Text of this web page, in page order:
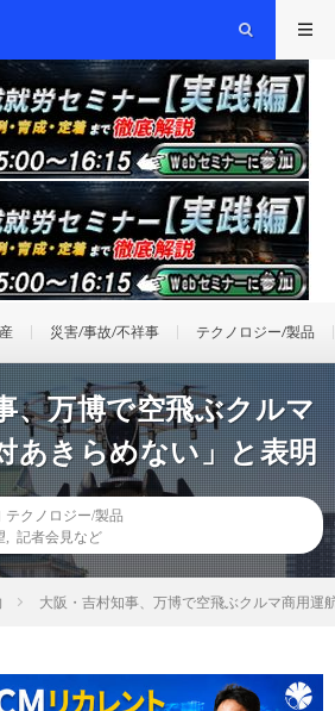
災害/事故/不祥事 テクノロジー/製品
、万博で空飛ぶクルマ
あきらめない」と表明
テクノロジー/製品
記者会見など
大阪・吉村知事、万博で空飛ぶクルマ商用運